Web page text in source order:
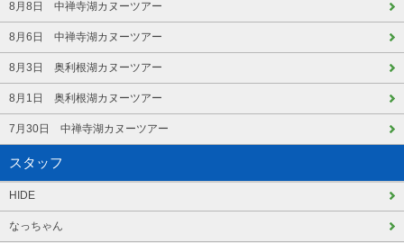
8月8日 中禅寺湖カヌーツアー
8月6日 中禅寺湖カヌーツアー
8月3日 奥利根湖カヌーツアー
8月1日 奥利根湖カヌーツアー
7月30日 中禅寺湖カヌーツアー
スタッフ
HIDE
なっちゃん